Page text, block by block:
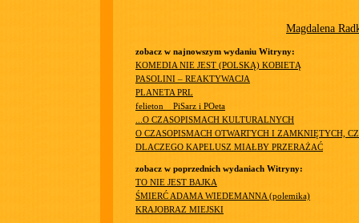
Magdalena
zobacz w najnowszym wydaniu Witryny:
KOMEDIA NIE JEST (POLSKĄ) KOBIETĄ
PASOLINI – REAKTYWACJA
PLANETA PRL
felieton__PiSarz i POeta
...O CZASOPISMACH KULTURALNYCH
O CZASOPISMACH OTWARTYCH I ZAMKNIĘTYCH,
DLACZEGO KAPELUSZ MIAŁBY PRZERAŻAĆ
zobacz w poprzednich wydaniach Witryny:
TO NIE JEST BAJKA
ŚMIERĆ ADAMA WIEDEMANNA (polemika)
KRAJOBRAZ MIEJSKI